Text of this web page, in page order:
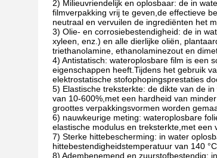
2) Milieuvriendelijk en oplosbaar: de in
filmverpakking vrij te geven,de effectieve
neutraal en vervuilen de ingrediënten het
3) Olie- en corrosiebestendigheid: de in
xyleen, enz.) en alle dierlijke oliën,
triethanolamine, ethanolaminezout en
4) Antistatisch: wateroplosbare film is een
eigenschappen heeft.Tijdens het gebruik
elektrostatische stofophopingsprestaties
5) Elastische treksterkte: de dikte van de
van 10-600%,met een hardheid van
groottes verpakkingsvormen worden
6) nauwkeurige meting: wateroplosbare
elastische modulus en treksterkte,met een
7) Sterke hittebescherming: in water
hittebestendigheidstemperatuur van 140
8) Adembenemend en zuurstofbestendig: